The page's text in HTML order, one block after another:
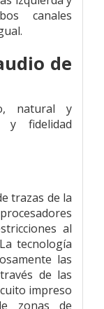
canales
de
natural y
y fidelidad
trazas de la
al
tecnología
las
de las
impreso
zonas de